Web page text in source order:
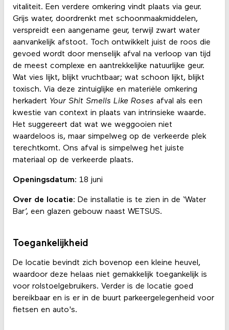
vitaliteit. Een verdere omkering vindt plaats via geur.
Grijs water, doordrenkt met schoonmaakmiddelen,
verspreidt een aangename geur, terwijl zwart water
aanvankelijk afstoot. Toch ontwikkelt juist de roos die
gevoed wordt door menselijk afval na verloop van tijd
de meest complexe en aantrekkelijke natuurlijke geur.
Wat vies lijkt, blijkt vruchtbaar; wat schoon lijkt, blijkt
toxisch. Via deze zintuiglijke en materiële omkering
herkadert Your Shit Smells Like Roses afval als een
kwestie van context in plaats van intrinsieke waarde.
Het suggereert dat wat we weggooien niet
waardeloos is, maar simpelweg op de verkeerde plek
terechtkomt. Ons afval is simpelweg het juiste
materiaal op de verkeerde plaats.
Openingsdatum: 18 juni
Over de locatie: De installatie is te zien in de ‘Water
Bar’, een glazen gebouw naast WETSUS.
Toegankelijkheid
De locatie bevindt zich bovenop een kleine heuvel,
waardoor deze helaas niet gemakkelijk toegankelijk is
voor rolstoelgebruikers. Verder is de locatie goed
bereikbaar en is er in de buurt parkeergelegenheid voor
fietsen en auto's.